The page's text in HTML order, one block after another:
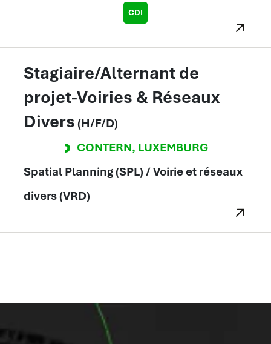
CDI
Stagiaire/Alternant de
projet-Voiries & Réseaux
Divers (H/F/D)
CONTERN, LUXEMBURG
Spatial Planning (SPL) / Voirie et réseaux
divers (VRD)